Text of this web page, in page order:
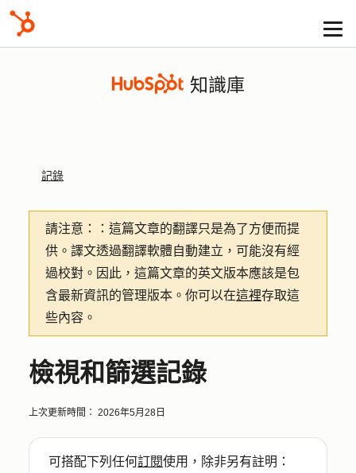
知識庫
記錄
請注意：
：這篇文章的翻譯只是為了方便而提
供。譯文透過翻譯軟體自動建立，可能沒有經
過校對。因此，這篇文章的英文版本應該是包
含最新資訊的管理版本。你可以在這裡存取這
些內容。
檢視和篩選記錄
上次更新時間： 2026年5月28日
可搭配下列任何訂閱使用，除非另有註明：